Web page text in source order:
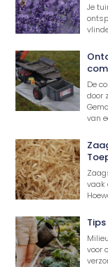
Je
De
door
van
vaak
voor